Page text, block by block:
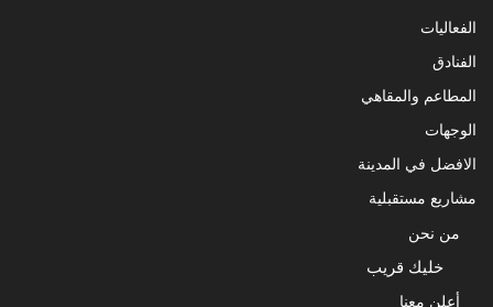
الفعاليات
الفنادق
المطاعم والمقاهي
الوجهات
الافضل في المدينة
مشاريع مستقبلية
من نحن
خليك قريب
أعلن معنا